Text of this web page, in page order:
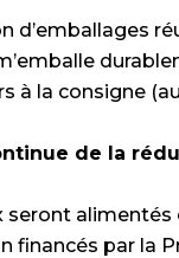
d’emballages
à la consigne
de la
alimentés
financés par la